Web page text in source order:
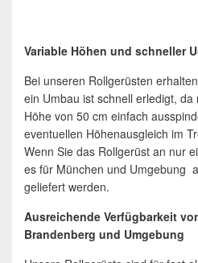
Variable Höhen und schneller
Bei unseren Rollgerüsten
ein Umbau ist schnell erledigt,
Höhe von 50 cm einfach
eventuellen Höhenausgleich im
Wenn Sie das Rollgerüst an nur
es für München und Umgebung
geliefert werden.
Ausreichende Verfügbarkeit
Brandenberg und Umgebung